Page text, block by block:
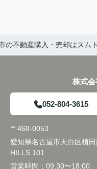
の不動産購入・売却はスム
株式
052-804-3615
〒468-0053
愛知県名古屋市天白区植
HILLS 101
営業時間： 09:30〜18:00